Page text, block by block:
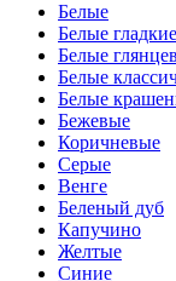
Белые
Белые гладкие
Белые
Белые
Белые
Бежевые
Коричневые
Серые
Венге
Беленый дуб
Капучино
Желтые
Синие